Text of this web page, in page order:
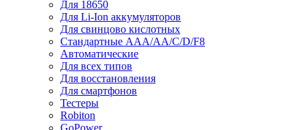
Для 18650
Для Li-Ion аккумуляторов
Для свинцово кислотных
Стандартные ААА/АА/С/D/F8
Автоматические
Для всех типов
Для восстановления
Для смартфонов
Тестеры
Robiton
GoPower